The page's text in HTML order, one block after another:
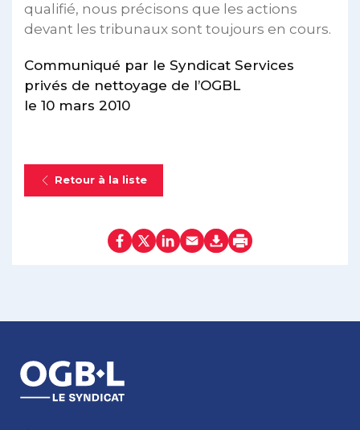
qualifié, nous précisons que les actions
devant les tribunaux sont toujours en cours.
Communiqué par le Syndicat Services
privés de nettoyage de l’OGBL
le 10 mars 2010
Retour à la liste